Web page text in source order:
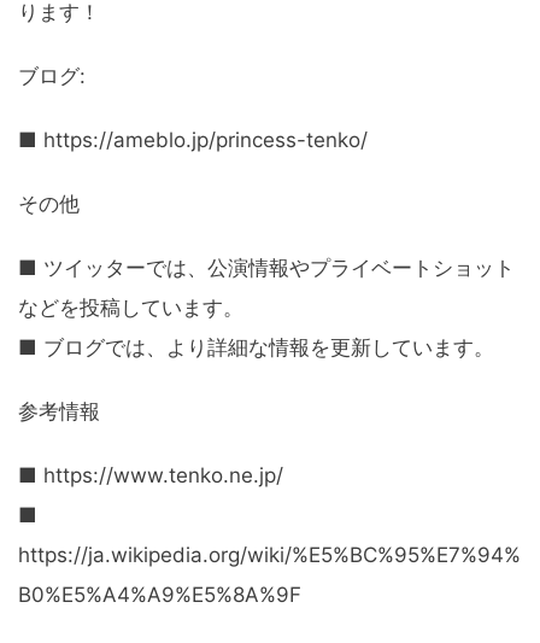
ります！
ブログ:
■ https://ameblo.jp/princess-tenko/
その他
■ ツイッターでは、公演情報やプライベートショット
などを投稿しています。
■ ブログでは、より詳細な情報を更新しています。
参考情報
■ https://www.tenko.ne.jp/
■
https://ja.wikipedia.org/wiki/%E5%BC%95%E7%94%
B0%E5%A4%A9%E5%8A%9F